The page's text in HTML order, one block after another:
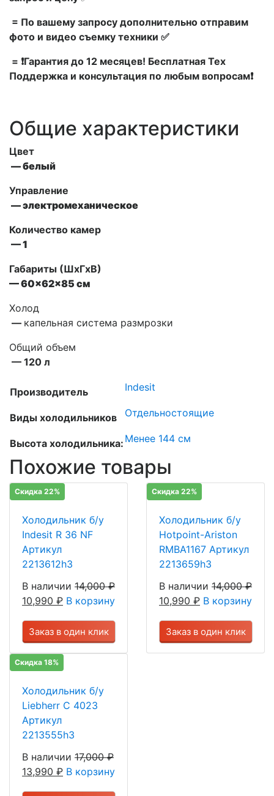
= По вашему запросу дополнительно отправим
фото и видео съемку техники ✅
= ❗Гарантия до 12 месяцев! Бесплатная Тех
Поддержка и консультация по любым вопросам❗
Общие характеристики
Цвет
— белый
Управление
— электромеханическое
Количество камер
— 1
Габариты (ШxГxВ)
— 60x62x85 см
Холод
— капельная система размрозки
Общий объем
— 120 л
Производитель Indesit
Виды холодильников Отдельностоящие
Высота холодильника: Менее 144 см
Похожие товары
Скидка 22%
Холодильник б/у
Indesit R 36 NF
Артикул
2213612h3
В наличии 14,000₽
10,990 ₽ В корзину
Заказ в один клик
Скидка 22%
Холодильник б/у
Hotpoint-Ariston
RMBA1167 Артикул
2213659h3
В наличии 14,000₽
10,990 ₽ В корзину
Заказ в один клик
Скидка 18%
Холодильник б/у
Liebherr C 4023
Артикул
2213555h3
В наличии 17,000₽
13,990 ₽ В корзину